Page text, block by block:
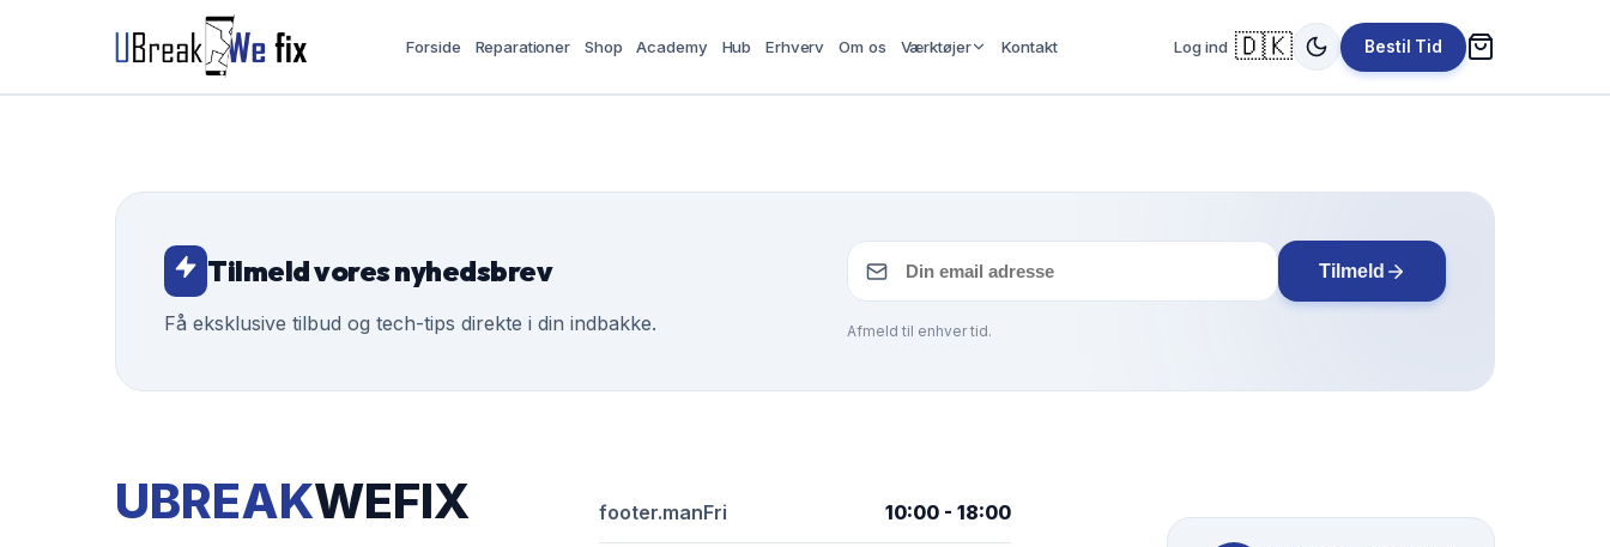
Forside Reparationer Shop Academy Hub Erhverv Om os Værktøjer Kontakt Log ind 🇩🇰 Bestil Tid
Tilmeld vores nyhedsbrev
Få eksklusive tilbud og tech-tips direkte i din indbakke.
Tilmeld
Afmeld til enhver tid.
UBREAKWEFIX footer.manFri 10:00 - 18:00